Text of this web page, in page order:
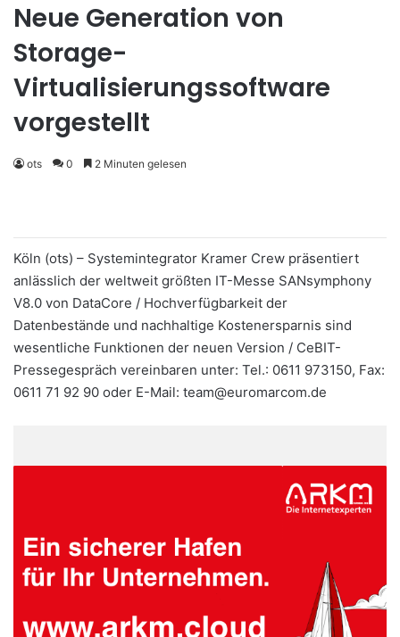
Neue Generation von
Storage-
Virtualisierungssoftware
vorgestellt
ots 0 2 Minuten gelesen
Köln (ots) – Systemintegrator Kramer Crew präsentiert
anlässlich der weltweit größten IT-Messe SANsymphony
V8.0 von DataCore / Hochverfügbarkeit der
Datenbestände und nachhaltige Kostenersparnis sind
wesentliche Funktionen der neuen Version / CeBIT-
Pressegespräch vereinbaren unter: Tel.: 0611 973150, Fax:
0611 71 92 90 oder E-Mail: team@euromarcom.de